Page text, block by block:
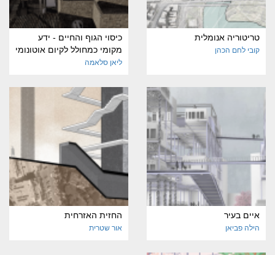
טריטוריה אנומלית
קובי לחם הכהן
כיסוי הגוף והחיים - ידע
מקומי כמחולל לקיום אוטונומי
ליאן סלאמה
איים בעיר
הילה פביאן
החזית האזרחית
אור שטרית